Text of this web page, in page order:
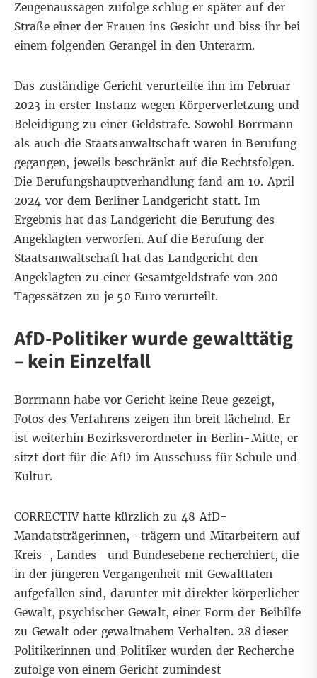
Zeugenaussagen zufolge schlug er später auf der
Straße einer der Frauen ins Gesicht und biss ihr bei
einem folgenden Gerangel in den Unterarm.
Das zuständige Gericht verurteilte ihn im Februar
2023 in erster Instanz wegen Körperverletzung und
Beleidigung zu einer Geldstrafe. Sowohl Borrmann
als auch die Staatsanwaltschaft waren in Berufung
gegangen, jeweils beschränkt auf die Rechtsfolgen.
Die Berufungshauptverhandlung fand am 10. April
2024 vor dem Berliner Landgericht statt. Im
Ergebnis hat das Landgericht die Berufung des
Angeklagten verworfen. Auf die Berufung der
Staatsanwaltschaft hat das Landgericht den
Angeklagten zu einer Gesamtgeldstrafe von 200
Tagessätzen zu je 50 Euro verurteilt.
AfD-Politiker wurde gewalttätig
– kein Einzelfall
Borrmann habe vor Gericht keine Reue gezeigt,
Fotos des Verfahrens zeigen ihn breit lächelnd. Er
ist weiterhin Bezirksverordneter in Berlin-Mitte, er
sitzt dort für die AfD im Ausschuss für Schule und
Kultur.
CORRECTIV hatte kürzlich zu 48 AfD-
Mandatsträgerinnen, -trägern und Mitarbeitern auf
Kreis-, Landes- und Bundesebene recherchiert, die
in der jüngeren Vergangenheit mit Gewalttaten
aufgefallen sind, darunter mit direkter körperlicher
Gewalt, psychischer Gewalt, einer Form der Beihilfe
zu Gewalt oder gewaltnahem Verhalten. 28 dieser
Politikerinnen und Politiker wurden der Recherche
zufolge von einem Gericht zumindest